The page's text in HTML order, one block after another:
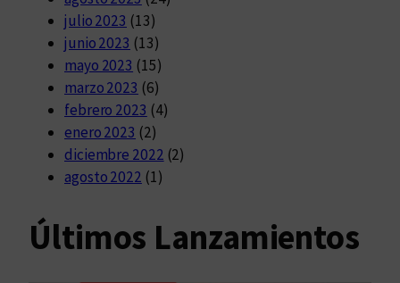
julio 2023 (13)
junio 2023 (13)
mayo 2023 (15)
marzo 2023 (6)
febrero 2023 (4)
enero 2023 (2)
diciembre 2022 (2)
agosto 2022 (1)
Últimos Lanzamientos